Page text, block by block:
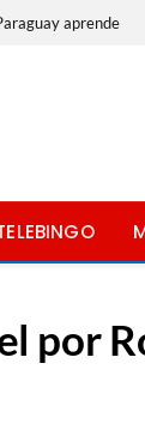
aprende
por